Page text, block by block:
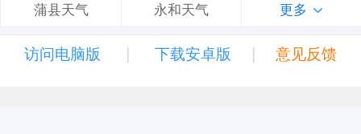
蒲县天气 永和天气 更多
访问电脑版 | 下载安卓版 | 意见反馈